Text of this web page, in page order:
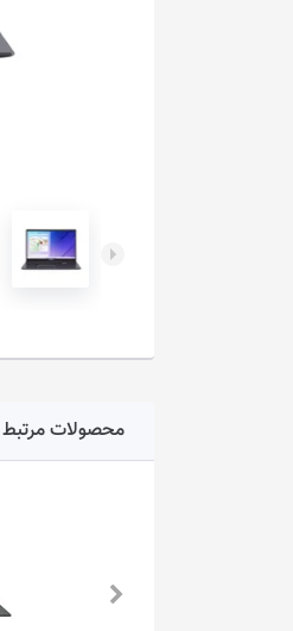
محصولات مرتبط